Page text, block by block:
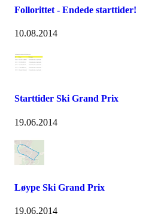
Follorittet - Endede starttider!
10.08.2014
Starttider Ski Grand Prix
19.06.2014
Løype Ski Grand Prix
19.06.2014